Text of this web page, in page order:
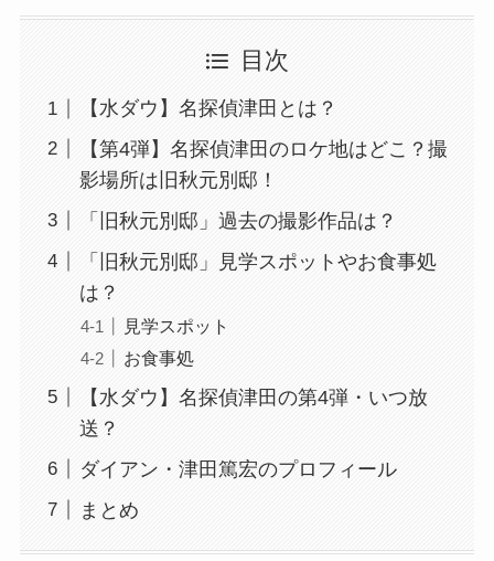
目次
【水ダウ】名探偵津田とは？
【第4弾】名探偵津田のロケ地はどこ？撮
影場所は旧秋元別邸！
「旧秋元別邸」過去の撮影作品は？
「旧秋元別邸」見学スポットやお食事処
は？
見学スポット
お食事処
【水ダウ】名探偵津田の第4弾・いつ放
送？
ダイアン・津田篤宏のプロフィール
まとめ